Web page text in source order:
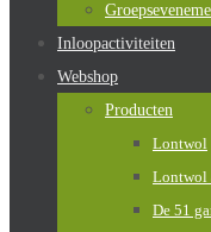
Inloopactiviteiten
Webshop
Producten
Lontwol
Lontwol
De 51